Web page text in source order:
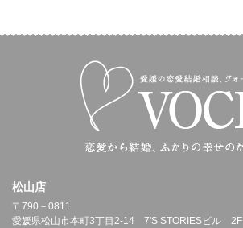
松山店
〒790－0811
愛媛県松山市本町3丁目2-14 7'S STORIESビル 2F